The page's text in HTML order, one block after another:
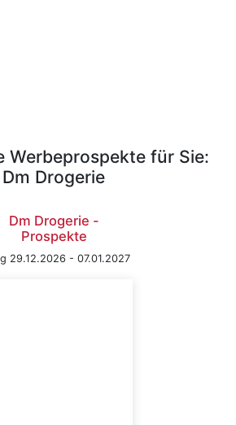
Werbeprospekte für Sie:
Dm Drogerie
Dm Drogerie -
Prospekte
29.12.2026 - 07.01.2027